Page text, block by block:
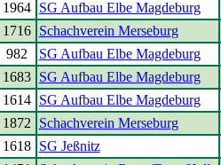
1964
SG Aufbau Elbe Magdeburg
1716
Schachverein Merseburg
982
SG Aufbau Elbe Magdeburg
1683
SG Aufbau Elbe Magdeburg
1614
SG Aufbau Elbe Magdeburg
1872
Schachverein Merseburg
1618
SG Jeßnitz